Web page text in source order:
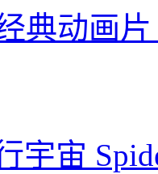
典动画
宇宙